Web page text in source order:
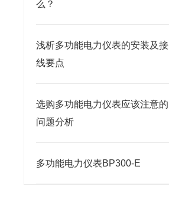
么？
浅析多功能电力仪表的安装及接
线要点
选购多功能电力仪表应该注意的
问题分析
多功能电力仪表BP300-E